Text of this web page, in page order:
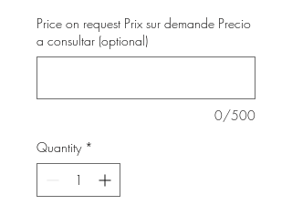
Price on request Prix sur demande Precio
a consultar (optional)
0/500
Quantity *